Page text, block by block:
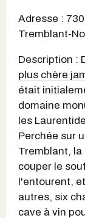
Adresse :
Tremblant-
Description :
plus chère
était
domaine
les
Perchée sur
Tremblant, la
couper le
l'entourent,
autres, six
cave à vin